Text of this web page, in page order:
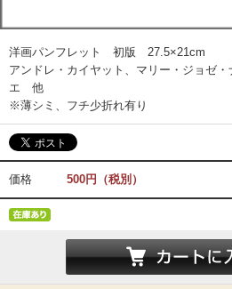
洋画パンフレット 初版 27.5×21cm
アンドレ・カイヤット、マリー・ジョゼ
エ 他
※薄シミ、フチ少折れ有り
価格 500円（税別）